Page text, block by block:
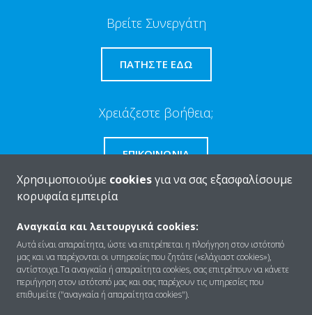
Βρείτε Συνεργάτη
ΠΑΤΉΣΤΕ ΕΔΏ
Χρειάζεστε βοήθεια;
ΕΠΙΚΟΙΝΩΝΊΑ
Ποιοι είμαστε
Λύσεις
Χρησιμοποιούμε cookiesγια να σας εξασφαλίσουμε
κορυφαία εμπειρία
Αναγκαία και λειτουργικά cookies:
Αυτά είναι απαραίτητα, ώστε να επιτρέπεται η πλοήγηση στον ιστότοπό
μας και να παρέχονται οι υπηρεσίες που ζητάτε («ελάχιαστ cookies»),
αντίστοιχα.Τα αναγκαία ή απαραίτητα cookies, σας επιτρέπουν να κάνετε
περιήγηση στον ιστότοπό μας και σας παρέχουν τις υπηρεσίες που
επιθυμείτε ("αναγκαία ή απαραίτητα cookies").